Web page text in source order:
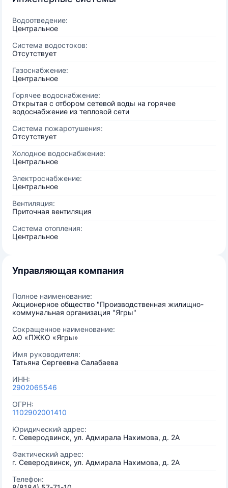
Водоотведение:
Центральное
Система водостоков:
Отсутствует
Газоснабжение:
Центральное
Горячее водоснабжение:
Открытая с отбором сетевой воды на горячее
водоснабжение из тепловой сети
Система пожаротушения:
Отсутствует
Холодное водоснабжение:
Центральное
Электроснабжение:
Центральное
Вентиляция:
Приточная вентиляция
Система отопления:
Центральное
Управляющая компания
Полное наименование:
Акционерное общество "Производственная жилищно-
коммунальная организация "Ягры"
Сокращенное наименование:
АО «ПЖКО «Ягры»
Имя руководителя:
Татьяна Сергеевна Салабаева
ИНН:
2902065546
ОГРН:
1102902001410
Юридический адрес:
г. Северодвинск, ул. Адмирала Нахимова, д. 2А
Фактический адрес:
г. Северодвинск, ул. Адмирала Нахимова, д. 2А
Телефон: